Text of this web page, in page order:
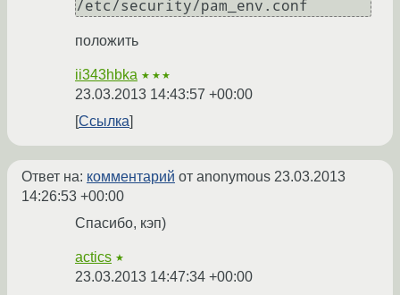
положить
ii343hbka ★★★
23.03.2013 14:43:57 +00:00
Ссылка
Ответ на: комментарий от anonymous 23.03.2013
14:26:53 +00:00
Спасибо, кэп)
actics ★
23.03.2013 14:47:34 +00:00